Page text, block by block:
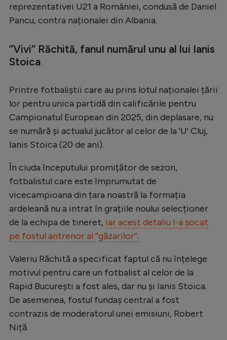
Clasamente
Natație
Formula 1
Gimnastică
Rugby
Ciclism
Alte sporturi
Intră în cont
reprezentativei U21 a României, condusă de Daniel
Pancu, contra naționalei din Albania.
”Vivi” Răchită, fanul numărul unu al lui Ianis
Stoica
Printre fotbaliștii care au prins lotul naționalei țării
lor pentru unica partidă din calificările pentru
Campionatul European din 2025, din deplasare, nu
se numără și actualul jucător al celor de la 'U' Cluj,
Ianis Stoica (20 de ani).
În ciuda începutului promițător de sezon,
fotbalistul care este împrumutat de
vicecampioana din țara noastră la formația
ardeleană nu a intrat în grațiile noului selecționer
de la echipa de tineret, iar acest detaliu l-a șocat
pe fostul antrenor al ”găzarilor”.
Valeriu Răchită a specificat faptul că nu înțelege
motivul pentru care un fotbalist al celor de la
Rapid București a fost ales, dar nu și Ianis Stoica.
De asemenea, fostul fundaș central a fost
contrazis de moderatorul unei emisiuni, Robert
Niță.